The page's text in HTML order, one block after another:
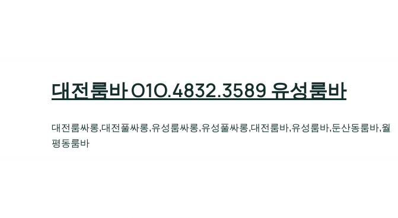
대전룸바 O1O.4832.3589 유성룸바
대전룸싸롱,대전풀싸롱,유성룸싸롱,유성풀싸롱,대전룸바,유성룸바,둔산동룸바,월
평동룸바